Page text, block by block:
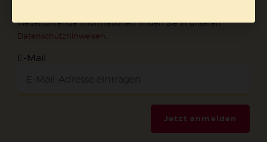
Weiterführende Informationen finden Sie in unseren
Datenschutzhinweisen.
E-Mail
Jetzt anmelden